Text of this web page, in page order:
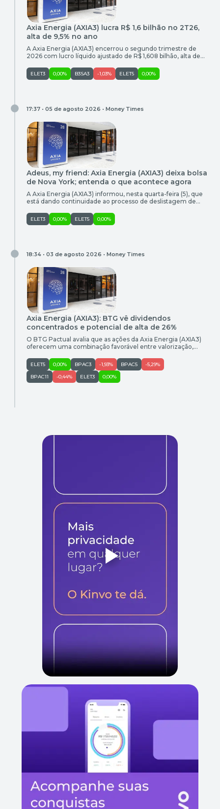
Axia Energia (AXIA3) lucra R$ 1,6 bilhão no 2T26,
alta de 9,5% no ano
A Axia Energia (AXIA3) encerrou o segundo trimestre de
2026 com lucro líquido ajustado de R$ 1,608 bilhão, alta de
Segundo a companhia, o desempenho foi impulsionado pela
melhora operacional dos negócios de geração e transmissão,
ELET3 0,00% B3SA3 -1,03% ELET5 0,00%
17:37 • 05 de agosto 2026 • Money Times
Adeus, my friend: Axia Energia (AXIA3) deixa bolsa
de Nova York; entenda o que acontece agora
A Axia Energia (AXIA3) informou, nesta quarta-feira (5), que
está dando continuidade ao processo de deslistagem de
Unidos, conforme anunciado em fato relevante de 1º de abril
de 2026. Segundo a companhia, esta quinta-feira (6) será o
ELET3 0,00% ELET5 0,00%
18:34 • 03 de agosto 2026 • Money Times
Axia Energia (AXIA3): BTG vê dividendos
concentrados e potencial de alta de 26%
O BTG Pactual avalia que as ações da Axia Energia (AXIA3)
oferecem uma combinação favorável entre valorização,
principalmente no curto prazo. O banco reiterou a
recomendação de compra para os papéis, com preço-alvo de
R$ 74 em 12 meses. Em relação à cotação de R$ 58,68
considerada no relatório, […]
ELET5 0,00% BPAC3 -1,93% BPAC5
-5,29%
BPAC11
-0,44% ELET3 0,00%